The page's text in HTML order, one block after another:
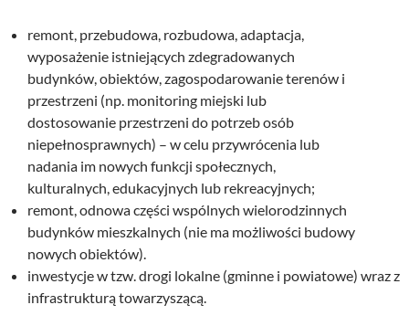
remont, przebudowa, rozbudowa, adaptacja,
wyposażenie istniejących zdegradowanych
budynków, obiektów, zagospodarowanie terenów i
przestrzeni (np. monitoring miejski lub
dostosowanie przestrzeni do potrzeb osób
niepełnosprawnych) – w celu przywrócenia lub
nadania im nowych funkcji społecznych,
kulturalnych, edukacyjnych lub rekreacyjnych;
remont, odnowa części wspólnych wielorodzinnych
budynków mieszkalnych (nie ma możliwości budowy
nowych obiektów).
inwestycje w tzw. drogi lokalne (gminne i powiatowe) wraz z
infrastrukturą towarzyszącą.